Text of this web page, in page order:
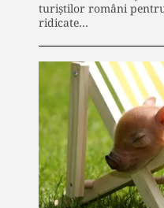
turiștilor români
ridicate…